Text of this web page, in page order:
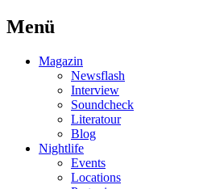
Menü
Magazin
Newsflash
Interview
Soundcheck
Literatour
Blog
Nightlife
Events
Locations